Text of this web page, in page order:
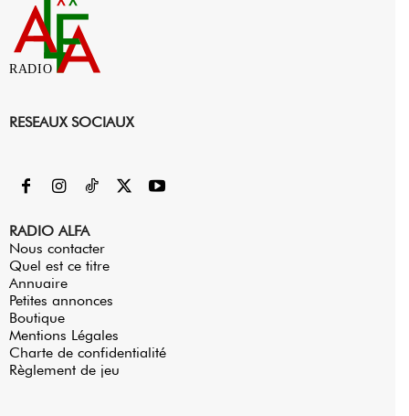
RADIO
RESEAUX SOCIAUX
RADIO ALFA
Nous contacter
Quel est ce titre
Annuaire
Petites annonces
Boutique
Mentions Légales
Charte de confidentialité
Règlement de jeu